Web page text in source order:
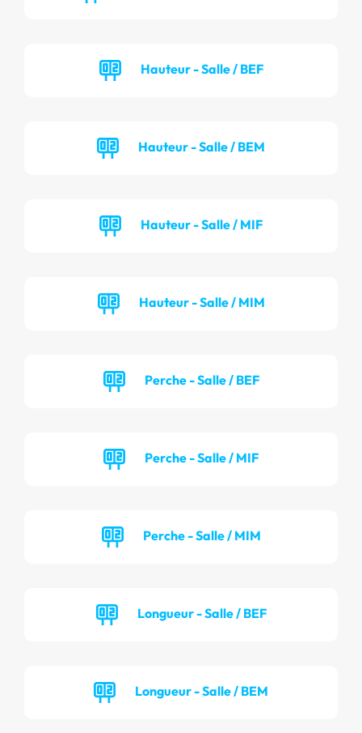
Hauteur - Salle / BEF
Hauteur - Salle / BEM
Hauteur - Salle / MIF
Hauteur - Salle / MIM
Perche - Salle / BEF
Perche - Salle / MIF
Perche - Salle / MIM
Longueur - Salle / BEF
Longueur - Salle / BEM